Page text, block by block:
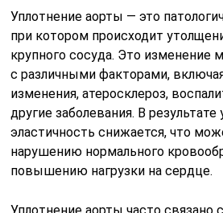
Уплотнение аорты — это
при котором происходит
крупного сосуда. Это изменение
с различными факторами,
изменения, атеросклероз,
другие заболевания. В
эластичность снижается, что
нарушению нормального
повышению нагрузки на сердце.